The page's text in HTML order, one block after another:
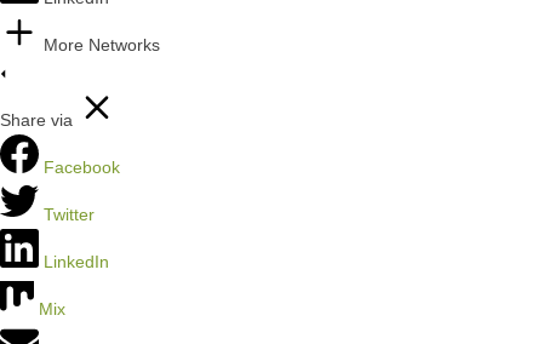
More Networks
Share via
Facebook
Twitter
LinkedIn
Mix